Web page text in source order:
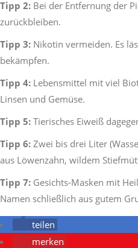
Tipp 2: Bei der Entfernung der
zurückbleiben.
Tipp 3: Nikotin vermeiden. Es
bekämpfen.
Tipp 4: Lebensmittel mit viel
Linsen und Gemüse.
Tipp 5: Tierisches Eiweiß
Tipp 6: Zwei bis drei Liter
aus Löwenzahn, wildem
Tipp 7: Gesichts-Masken mit
Namen schließlich aus gutem
teilen
merken